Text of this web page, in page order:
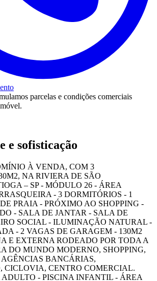
parcelas e condições comerciais
e sofisticação
À VENDA, COM 3
NA RIVIERA DE SÃO
– SP - MÓDULO 26 - ÁREA
- 3 DORMITÓRIOS - 1
PRAIA - PRÓXIMO AO SHOPPING -
- SALA DE JANTAR - SALA DE
SOCIAL - ILUMINAÇÃO NATURAL -
- 2 VAGAS DE GARAGEM - 130M2
E EXTERNA RODEADO POR TODA A
DO MUNDO MODERNO, SHOPPING,
BANCÁRIAS,
CICLOVIA, CENTRO COMERCIAL.
- PISCINA INFANTIL - ÁREA